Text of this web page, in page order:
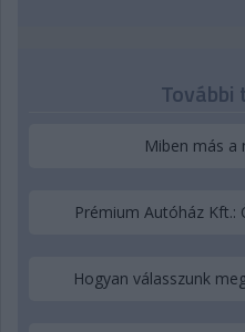
Miben más a
Prémium Autóház Kft.:
Hogyan válasszunk